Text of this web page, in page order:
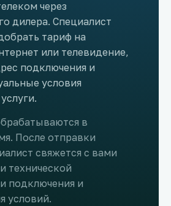
через
дилера. Специалист
тариф на
или телевидение,
подключения и
условия
в
После отправки
свяжется с вами
технической
подключения и
условий.